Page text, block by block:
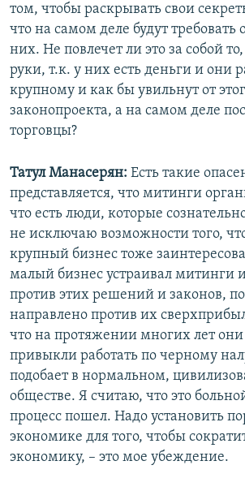
том, чтобы раскрывать свои
что на самом деле будут требовать
них. Не повлечет ли это за собой
руки, т.к. у них есть деньги и они
крупному и как бы увильнут от
законопроекта, а на самом деле
торговцы?
Татул Манасерян: Есть такие
представляется, что митинги
что есть люди, которые
не исключаю возможности того,
крупный бизнес тоже
малый бизнес устраивал митинги
против этих решений и законов,
направлено против их
что на протяжении многих лет они
привыкли работать по черному
подобает в нормальном,
обществе. Я считаю, что это
процесс пошел. Надо установить
экономике для того, чтобы
экономику, – это мое убеждение.